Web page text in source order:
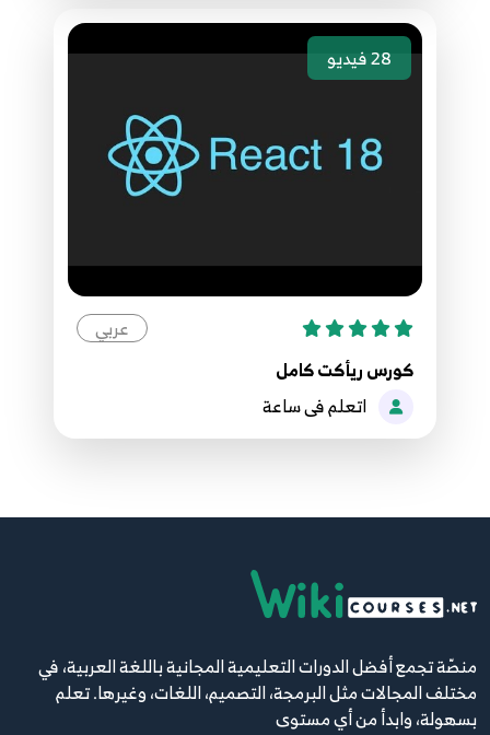
28فيديو
عربي
كورس ريأكت كامل
اتعلم فى ساعة
منصّة تجمع أفضل الدورات التعليمية المجانية باللغة العربية، في
مختلف المجالات مثل البرمجة، التصميم، اللغات، وغيرها. تعلم
بسهولة، وابدأ من أي مستوى